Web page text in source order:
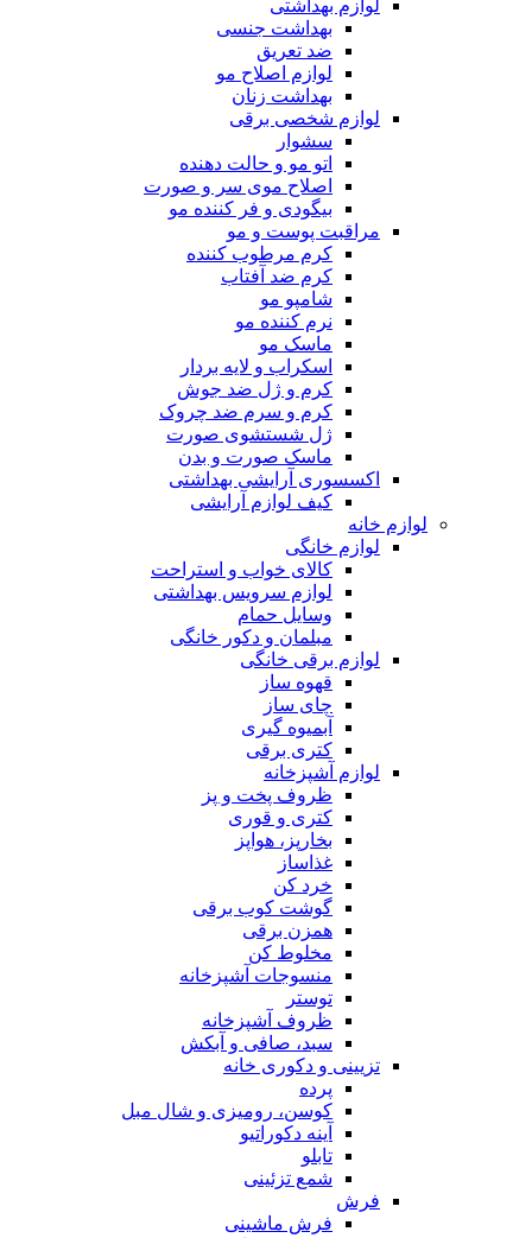
لوازم بهداشتی
بهداشت جنسی
ضد تعریق
لوازم اصلاح مو
بهداشت زنان
لوازم شخصی برقی
سشوار
اتو مو و حالت دهنده
اصلاح موی سر و صورت
بیگودی و فر کننده مو
مراقبت پوست و مو
کرم مرطوب کننده
کرم ضد آفتاب
شامپو مو
نرم کننده مو
ماسک مو
اسکراب و لایه بردار
کرم و ژل ضد جوش
کرم و سرم ضد چروک
ژل شستشوی صورت
ماسک صورت و بدن
اکسسوری آرایشی بهداشتی
کیف لوازم آرایشی
لوازم خانه
لوازم خانگی
کالای خواب و استراحت
لوازم سرویس بهداشتی
وسایل حمام
مبلمان و دکور خانگی
لوازم برقی خانگی
قهوه ساز
چای ساز
آبمیوه گیری
کتری برقی
لوازم آشپزخانه
ظروف پخت و پز
کتری و قوری
بخارپز، هواپز
غذاساز
خرد کن
گوشت کوب برقی
همزن برقی
مخلوط کن
منسوجات آشپزخانه
توستر
ظروف آشپزخانه
سبد، صافی و آبکش
تزیینی و دکوری خانه
پرده
کوسن، رومیزی و شال مبل
آینه دکوراتیو
تابلو
شمع تزئینی
فرش
فرش ماشینی